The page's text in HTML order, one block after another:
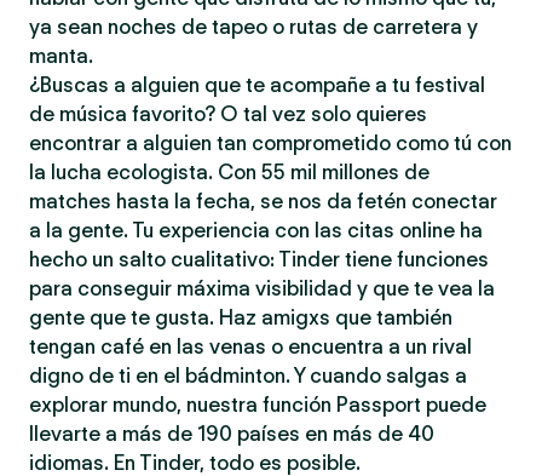
ya sean noches de tapeo o rutas de carretera y
manta.
¿Buscas a alguien que te acompañe a tu festival
de música favorito? O tal vez solo quieres
encontrar a alguien tan comprometido como tú con
la lucha ecologista. Con 55 mil millones de
matches hasta la fecha, se nos da fetén conectar
a la gente. Tu experiencia con las citas online ha
hecho un salto cualitativo: Tinder tiene funciones
para conseguir máxima visibilidad y que te vea la
gente que te gusta. Haz amigxs que también
tengan café en las venas o encuentra a un rival
digno de ti en el bádminton. Y cuando salgas a
explorar mundo, nuestra función Passport puede
llevarte a más de 190 países en más de 40
idiomas. En Tinder, todo es posible.